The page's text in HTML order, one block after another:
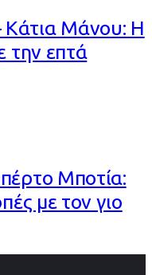
Μάνου: Η
την επτά
Μποτία:
με τον γιο